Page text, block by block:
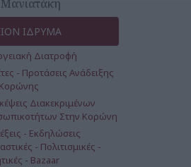
ΙΔΡΥΜΑ
Διατροφή
- Προτάσεις Ανάδειξης
Διακεκριμένων
Στην Κορώνη
- Εκδηλώσεις
- Πολιτισμικές -
- Bazaar